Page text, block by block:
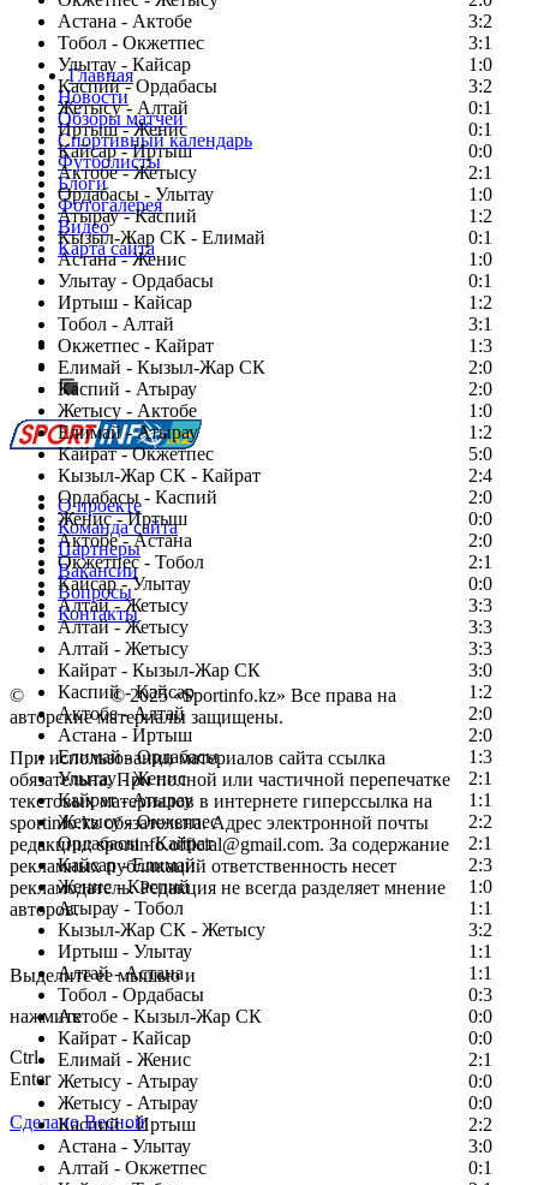
Астана - Актобе
3:2
Тобол - Окжетпес
3:1
Улытау - Кайсар
1:0
Каспий - Ордабасы
3:2
Жетысу - Алтай
0:1
Иртыш - Женис
0:1
Кайсар - Иртыш
0:0
Актобе - Жетысу
2:1
Ордабасы - Улытау
1:0
Атырау - Каспий
1:2
Кызыл-Жар СК - Елимай
0:1
Астана - Женис
1:0
Улытау - Ордабасы
0:1
Иртыш - Кайсар
1:2
Тобол - Алтай
3:1
Окжетпес - Кайрат
1:3
Елимай - Кызыл-Жар СК
2:0
Каспий - Атырау
2:0
Жетысу - Актобе
1:0
Елимай - Атырау
1:2
Кайрат - Окжетпес
5:0
Кызыл-Жар СК - Кайрат
2:4
Ордабасы - Каспий
2:0
Женис - Иртыш
0:0
Актобе - Астана
2:0
Окжетпес - Тобол
2:1
Кайсар - Улытау
0:0
Алтай - Жетысу
3:3
Алтай - Жетысу
3:3
Алтай - Жетысу
3:3
Кайрат - Кызыл-Жар СК
3:0
Каспий - Кайсар
1:2
Актобе - Алтай
2:0
Астана - Иртыш
2:0
Елимай - Ордабасы
1:3
Улытау - Женис
2:1
Кайрат - Атырау
1:1
Жетысу - Окжетпес
2:2
Ордабасы - Кайрат
2:1
Кайсар - Елимай
2:3
Женис - Каспий
1:0
Атырау - Тобол
1:1
Кызыл-Жар СК - Жетысу
3:2
Иртыш - Улытау
1:1
Алтай - Астана
1:1
Тобол - Ордабасы
0:3
Актобе - Кызыл-Жар СК
0:0
Кайрат - Кайсар
0:0
Елимай - Женис
2:1
Жетысу - Атырау
0:0
Жетысу - Атырау
0:0
Каспий - Иртыш
2:2
Астана - Улытау
3:0
Алтай - Окжетпес
0:1
Главная
Новости
Обзоры матчей
Спортивный календарь
Футболисты
Блоги
Фотогалерея
Видео
Карта сайта
Есть идея?
Сообщить о мероприятии
Перейти на старый сайт
О проекте
Команда сайта
Партнеры
Вакансии
Вопросы
Контакты
© Copyright© 2025 «Sportinfo.kz» Все права на
авторские материалы защищены.
При использовании материалов сайта ссылка
обязательна. При полной или частичной перепечатке
текстовых материалов в интернете гиперссылка на
sportinfo.kz обязательна. Адрес электронной почты
редакции: sportinfo.official@gmail.com. За содержание
рекламных публикаций ответственность несет
рекламодатель. Редакция не всегда разделяет мнение
авторов.
Заметили ошибку в тексте?
Выделите ее мышью и
нажмите
Ctrl
Enter
Сделано Весной